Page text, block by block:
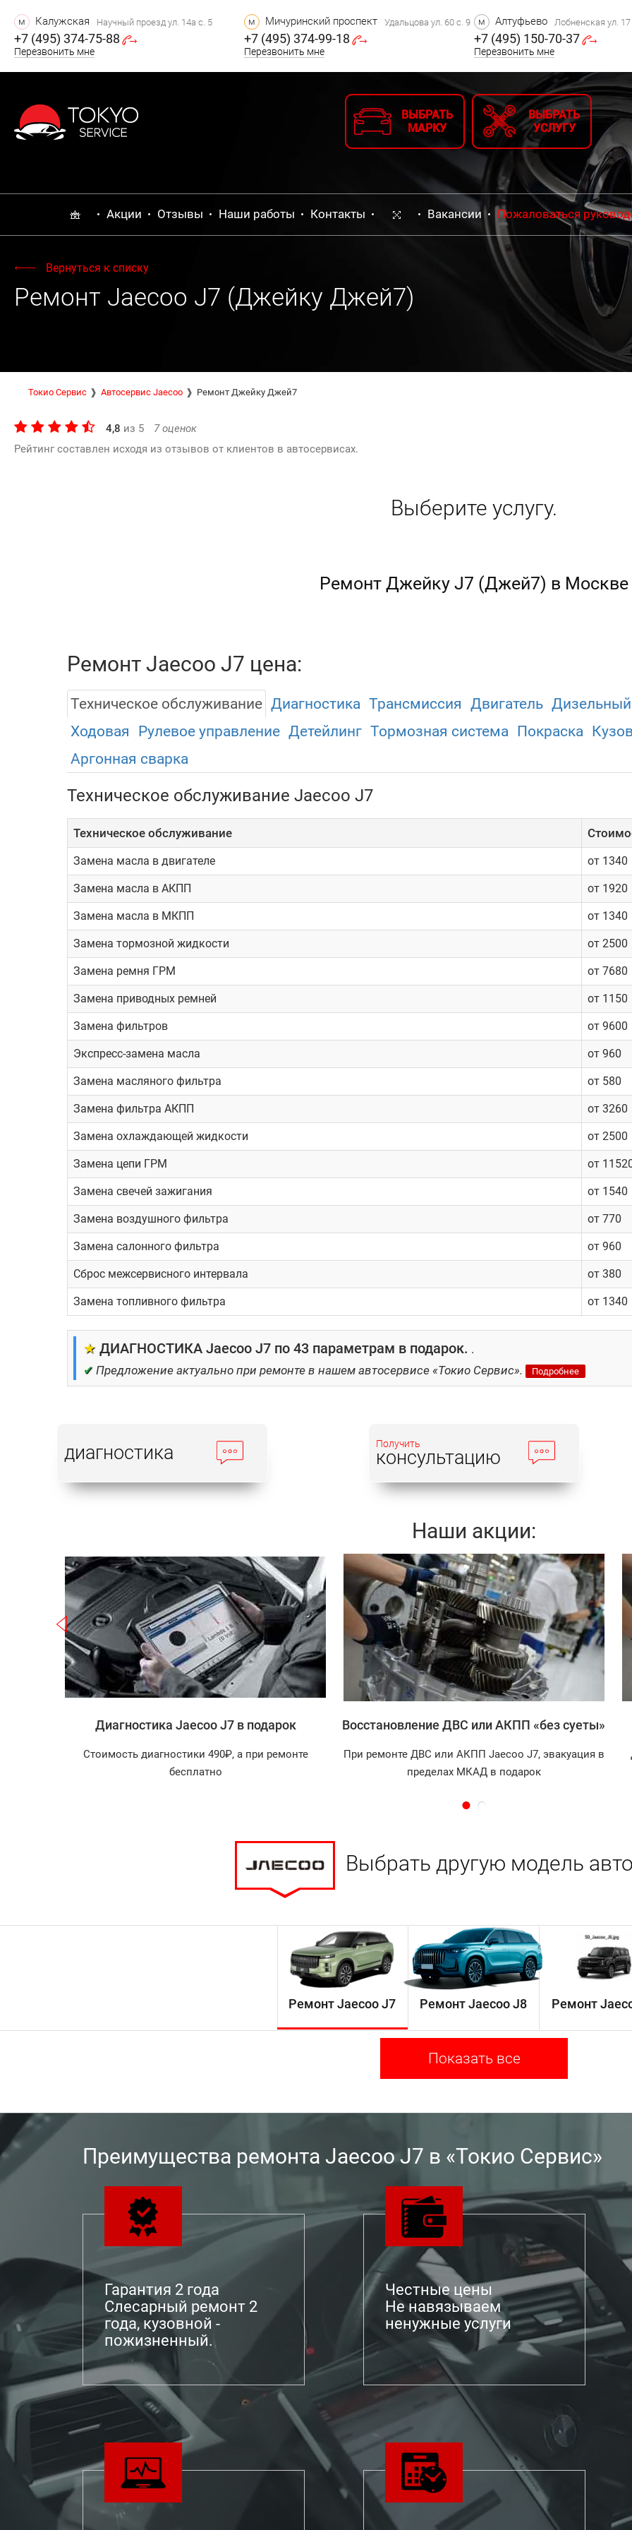
м Калужская Научный проезд ул. 14а с. 5
+7 (495) 374-75-88
Перезвонить мне
м Мичуринский проспект Удальцова ул. 60 с. 9
+7 (495) 374-99-18
Перезвонить мне
м Алтуфьево Лобненская ул. 17
+7 (495) 150-70-37
Перезвонить мне
ВЫБРАТЬ
МАРКУ
ВЫБРАТЬ
УСЛУГУ
Акции Отзывы Наши работы Контакты Вакансии Пожаловаться
Вернуться к списку
Ремонт Jaecoo J7 (Джейку Джей7)
Токио Сервис Автосервис Jaecoo Ремонт Джейку Джей7
4,8 из 5 7оценок
Рейтинг составлен исходя из отзывов от клиентов в автосервисах.
Выберите услугу.
Ремонт Джейку J7 (Джей7) в Москве
Ремонт Jaecoo J7 цена:
Техническое обслуживание Диагностика Трансмиссия Двигатель Дизельный
Ходовая
Рулевое управление Детейлинг Тормозная система Покраска
Аргонная сварка
Техническое обслуживание Jaecoo J7
Техническое обслуживание
Замена масла в двигателе от 1340
Замена масла в АКПП от 1920
Замена масла в МКПП от 1340
Замена тормозной жидкости от 2500
Замена ремня ГРМ от 7680
Замена приводных ремней от 1150
Замена фильтров от 9600
Экспресс-замена масла от 960
Замена масляного фильтра от 580
Замена фильтра АКПП от 3260
Замена охлаждающей жидкости от 2500
Замена цепи ГРМ от
Замена свечей зажигания от 1540
Замена воздушного фильтра от 770
Замена салонного фильтра от 960
Сброс межсервисного интервала от 380
Замена топливного фильтра от 1340
★ ДИАГНОСТИКА Jaecoo J7 по 43 параметрам в подарок. .
✔ Предложение актуально при ремонте в нашем автосервисе «Токио Сервис». Подробнее
диагностика Получить
консультацию
Наши акции:
Записаться
Диагностика Jaecoo J7 в подарок
Стоимость диагностики 490₽, а при ремонте
бесплатно
Записаться
Восстановление ДВС или АКПП «без суеты»
При ремонте ДВС или АКПП Jaecoo J7, эвакуация в
пределах МКАД в подарок
Выбрать другую модель
Ремонт Jaecoo J7 Ремонт Jaecoo J8 Ремонт
Показать все
Преимущества ремонта Jaecoo J7 в «Токио Сервис»
Гарантия 2 года
Слесарный ремонт 2
года, кузовной -
пожизненный.
Честные цены
Не навязываем
ненужные услуги